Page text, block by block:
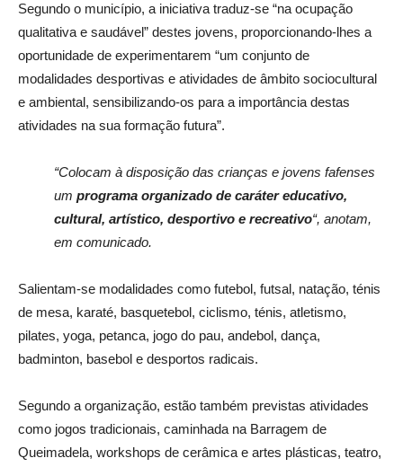
Segundo o município, a iniciativa traduz-se “na ocupação
qualitativa e saudável” destes jovens, proporcionando-lhes a
oportunidade de experimentarem “um conjunto de
modalidades desportivas e atividades de âmbito sociocultural
e ambiental, sensibilizando-os para a importância destas
atividades na sua formação futura”.
“Colocam à disposição das crianças e jovens fafenses
um programa organizado de caráter educativo,
cultural, artístico, desportivo e recreativo“, anotam,
em comunicado.
Salientam-se modalidades como futebol, futsal, natação, ténis
de mesa, karaté, basquetebol, ciclismo, ténis, atletismo,
pilates, yoga, petanca, jogo do pau, andebol, dança,
badminton, basebol e desportos radicais.
Segundo a organização, estão também previstas atividades
como jogos tradicionais, caminhada na Barragem de
Queimadela, workshops de cerâmica e artes plásticas, teatro,